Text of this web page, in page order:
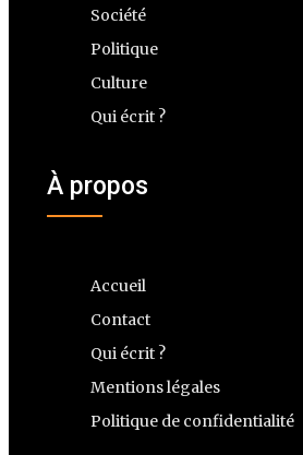
Société
Politique
Culture
Qui écrit ?
À propos
Accueil
Contact
Qui écrit ?
Mentions légales
Politique de confidentialité